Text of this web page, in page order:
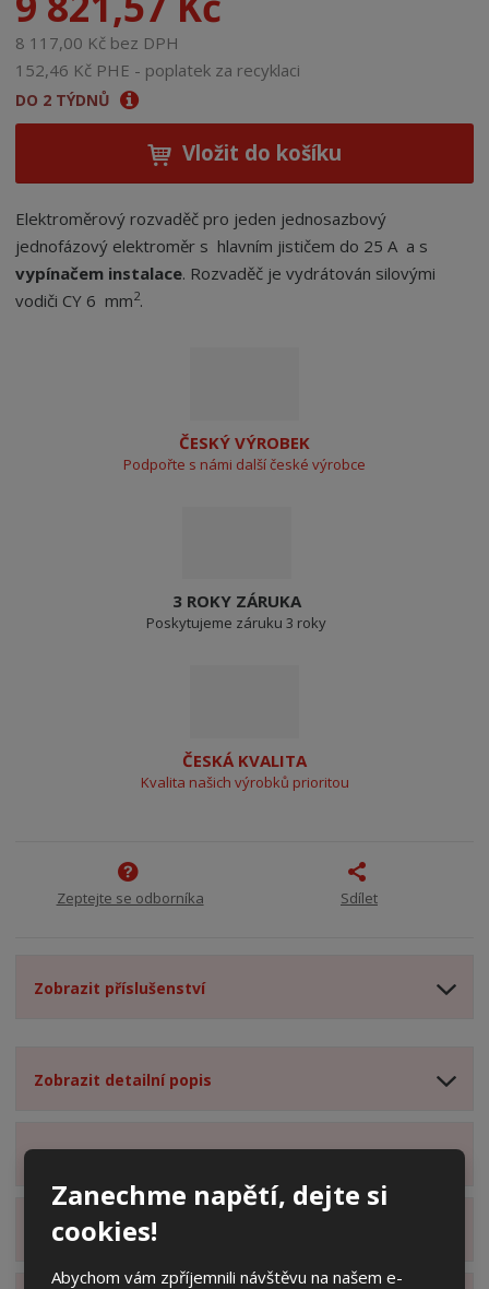
Zanechme napětí, dejte si
cookies!
Abychom vám zpříjemnili návštěvu na našem e-
8 117,00 Kč bez DPH
152,46 Kč PHE - poplatek za recyklaci
DO 2 TÝDNŮ
Vložit do košíku
Elektroměrový rozvaděč pro jeden jednosazbový
jednofázový elektroměr s hlavním jističem do 25 A a s
vypínačem instalace. Rozvaděč je vydrátován silovými
vodiči CY 6 mm2.
ČESKÝ VÝROBEK
Podpořte s námi další české výrobce
3 ROKY ZÁRUKA
Poskytujeme záruku 3 roky
ČESKÁ KVALITA
Kvalita našich výrobků prioritou
Zeptejte se odborníka Sdílet
Zobrazit příslušenství
Zobrazit detailní popis
Zobrazit obsah balení
Zobrazit specifikační body